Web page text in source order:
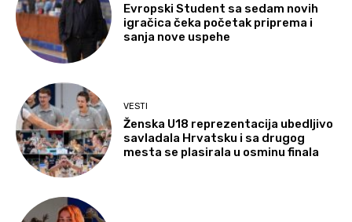
Evropski Student sa sedam novih
igračica čeka početak priprema i
sanja nove uspehe
VESTI
Ženska U18 reprezentacija ubedljivo
savladala Hrvatsku i sa drugog
mesta se plasirala u osminu finala